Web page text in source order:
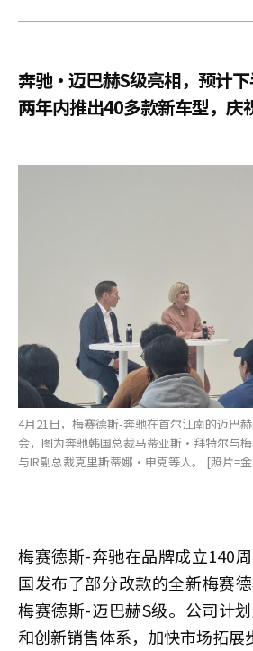
奔驰·迈巴赫S级亮相，预计
两年内推出40多款新车型，庆
4月21日，梅赛德斯-奔驰在首尔江南的迈巴
会，图为奔驰韩国总裁马蒂亚斯·拜特尔与
与IR副总裁克里斯蒂娜·申克等人。 [照片=
梅赛德斯-奔驰在品牌成立140
国发布了部分改款的全新梅赛
梅赛德斯-迈巴赫S级。公司计
和创新销售体系，加快市场拓展